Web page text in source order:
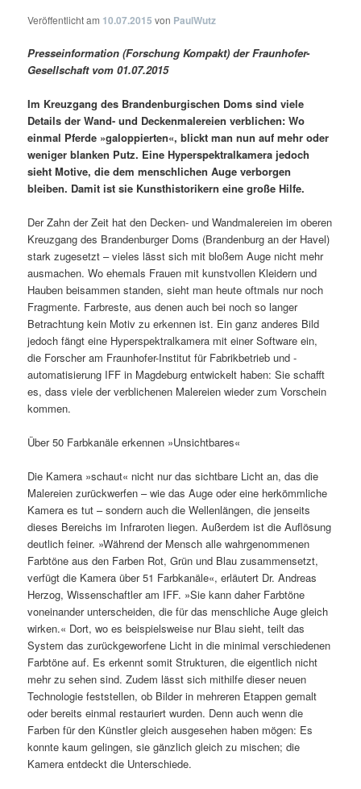
Veröffentlicht am 10.07.2015 von PaulWutz
Presseinformation (Forschung Kompakt) der Fraunhofer-
Gesellschaft vom 01.07.2015
Im Kreuzgang des Brandenburgischen Doms sind viele
Details der Wand- und Deckenmalereien verblichen: Wo
einmal Pferde »galoppierten«, blickt man nun auf mehr oder
weniger blanken Putz. Eine Hyperspektralkamera jedoch
sieht Motive, die dem menschlichen Auge verborgen
bleiben. Damit ist sie Kunsthistorikern eine große Hilfe.
Der Zahn der Zeit hat den Decken- und Wandmalereien im oberen
Kreuzgang des Brandenburger Doms (Brandenburg an der Havel)
stark zugesetzt – vieles lässt sich mit bloßem Auge nicht mehr
ausmachen. Wo ehemals Frauen mit kunstvollen Kleidern und
Hauben beisammen standen, sieht man heute oftmals nur noch
Fragmente. Farbreste, aus denen auch bei noch so langer
Betrachtung kein Motiv zu erkennen ist. Ein ganz anderes Bild
jedoch fängt eine Hyperspektralkamera mit einer Software ein,
die Forscher am Fraunhofer-Institut für Fabrikbetrieb und -
automatisierung IFF in Magdeburg entwickelt haben: Sie schafft
es, dass viele der verblichenen Malereien wieder zum Vorschein
kommen.
Über 50 Farbkanäle erkennen »Unsichtbares«
Die Kamera »schaut« nicht nur das sichtbare Licht an, das die
Malereien zurückwerfen – wie das Auge oder eine herkömmliche
Kamera es tut – sondern auch die Wellenlängen, die jenseits
dieses Bereichs im Infraroten liegen. Außerdem ist die Auflösung
deutlich feiner. »Während der Mensch alle wahrgenommenen
Farbtöne aus den Farben Rot, Grün und Blau zusammensetzt,
verfügt die Kamera über 51 Farbkanäle«, erläutert Dr. Andreas
Herzog, Wissenschaftler am IFF. »Sie kann daher Farbtöne
voneinander unterscheiden, die für das menschliche Auge gleich
wirken.« Dort, wo es beispielsweise nur Blau sieht, teilt das
System das zurückgeworfene Licht in die minimal verschiedenen
Farbtöne auf. Es erkennt somit Strukturen, die eigentlich nicht
mehr zu sehen sind. Zudem lässt sich mithilfe dieser neuen
Technologie feststellen, ob Bilder in mehreren Etappen gemalt
oder bereits einmal restauriert wurden. Denn auch wenn die
Farben für den Künstler gleich ausgesehen haben mögen: Es
konnte kaum gelingen, sie gänzlich gleich zu mischen; die
Kamera entdeckt die Unterschiede.